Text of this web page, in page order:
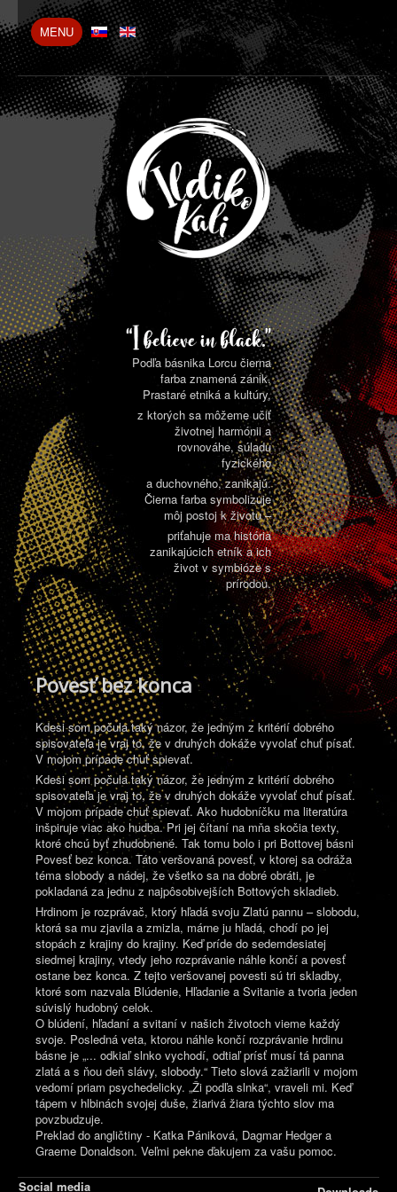
Toggle
Navigation
MENU
Ildiko Kali
Bio
Projekty
Foto / Video
Kontakt
Podľa básnika Lorcu čierna
farba znamená zánik.
Prastaré etniká a kultúry,
z ktorých sa môžeme učiť
životnej harmónii a
rovnováhe, súladu
fyzického
a duchovného, zanikajú.
Čierna farba symbolizuje
môj postoj k životu –
priťahuje ma história
zanikajúcich etník a ich
život v symbióze s
prírodou.
Povesť bez konca
Kdesi som počula taký názor, že jedným z kritérií dobrého
spisovateľa je vraj to, že v druhých dokáže vyvolať chuť písať.
V mojom prípade chuť spievať.
Kdesi som počula taký názor, že jedným z kritérií dobrého
spisovateľa je vraj to, že v druhých dokáže vyvolať chuť písať.
V mojom prípade chuť spievať. Ako hudobníčku ma literatúra
inšpiruje viac ako hudba. Pri jej čítaní na mňa skočia texty,
ktoré chcú byť zhudobnené. Tak tomu bolo i pri Bottovej básni
Povesť bez konca. Táto veršovaná povesť, v ktorej sa odráža
téma slobody a nádej, že všetko sa na dobré obráti, je
pokladaná za jednu z najpôsobivejších Bottových skladieb.
Hrdinom je rozprávač, ktorý hľadá svoju Zlatú pannu – slobodu,
ktorá sa mu zjavila a zmizla, márne ju hľadá, chodí po jej
stopách z krajiny do krajiny. Keď príde do sedemdesiatej
siedmej krajiny, vtedy jeho rozprávanie náhle končí a povesť
ostane bez konca. Z tejto veršovanej povesti sú tri skladby,
ktoré som nazvala Blúdenie, Hľadanie a Svitanie a tvoria jeden
súvislý hudobný celok.
O blúdení, hľadaní a svitaní v našich životoch vieme každý
svoje. Posledná veta, ktorou náhle končí rozprávanie hrdinu
básne je „... odkiaľ slnko vychodí, odtiaľ prísť musí tá panna
zlatá a s ňou deň slávy, slobody.“ Tieto slová zažiarili v mojom
vedomí priam psychedelicky. „Ži podľa slnka“, vraveli mi. Keď
tápem v hlbinách svojej duše, žiarivá žiara týchto slov ma
povzbudzuje.
Preklad do angličtiny - Katka Pániková, Dagmar Hedger a
Graeme Donaldson. Veľmi pekne ďakujem za vašu pomoc.
Social media